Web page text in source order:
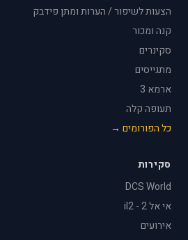
הצעות לשיפור / הערות ומתן פידבק
קנה ומכור
סקינרים
מתגייסים
ארמא 3
תעופה קלה
כל הפורומים →
סקירות
DCS World
אי אל 2 - il2
אירועים